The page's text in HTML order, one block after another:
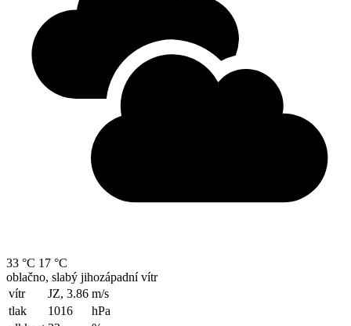
33 °C 17 °C
oblačno, slabý jihozápadní vítr
vítr
JZ, 3.86 m/s
tlak
1016
hPa